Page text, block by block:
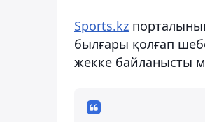
Sports.kz
былғары қолғап
жекке байланысты